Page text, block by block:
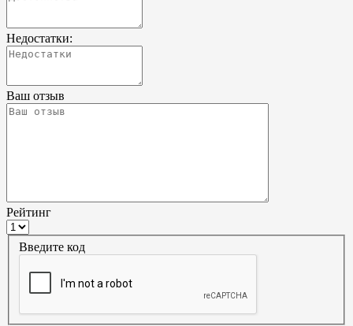
Недостатки:
Ваш отзыв
Рейтинг
Введите код